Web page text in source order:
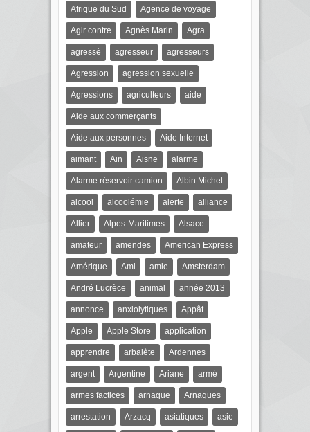
Afrique du Sud Agence de voyage
Agir contre Agnès Marin Agra
agressé agresseur agresseurs
Agression agression sexuelle
Agressions agriculteurs aide
Aide aux commerçants
Aide aux personnes Aide Internet
aimant Ain Aisne alarme
Alarme réservoir camion Albin Michel
alcool alcoolémie alerte alliance
Allier Alpes-Maritimes Alsace
amateur amendes American Express
Amérique Ami amie Amsterdam
André Lucrèce animal année 2013
annonce anxiolytiques Appât
Apple Apple Store application
apprendre arbalète Ardennes
argent Argentine Ariane armé
armes factices arnaque Arnaques
arrestation Arzacq asiatiques asie